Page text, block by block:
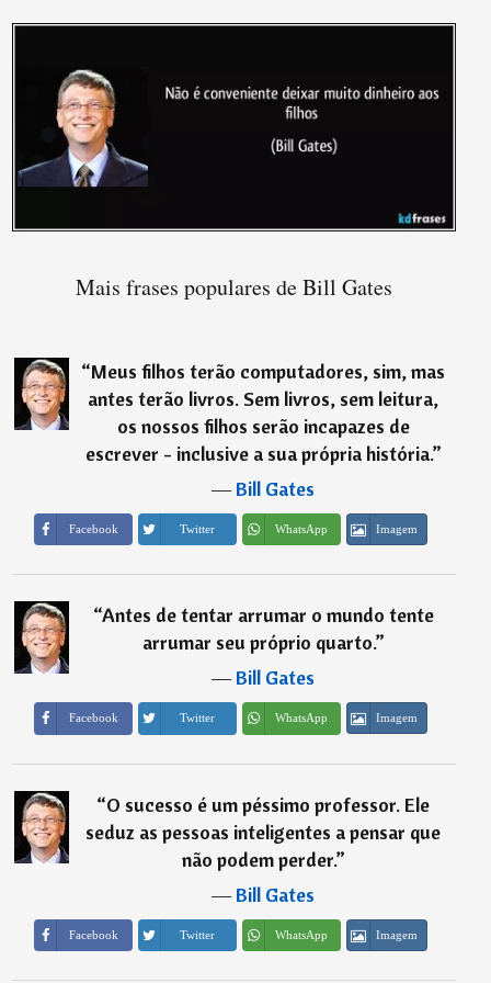
Mais frases populares de Bill Gates
“Meus filhos terão computadores, sim, mas
antes terão livros. Sem livros, sem leitura,
os nossos filhos serão incapazes de
escrever - inclusive a sua própria história.”
―Bill Gates
Facebook Twitter WhatsApp Imagem
“Antes de tentar arrumar o mundo tente
arrumar seu próprio quarto.”
―Bill Gates
Facebook Twitter WhatsApp Imagem
“O sucesso é um péssimo professor. Ele
seduz as pessoas inteligentes a pensar que
não podem perder.”
―Bill Gates
Facebook Twitter WhatsApp Imagem